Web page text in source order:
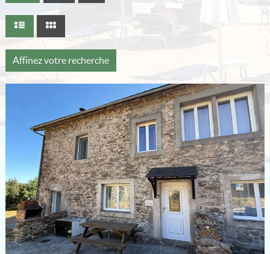
0
Affinez votre recherche